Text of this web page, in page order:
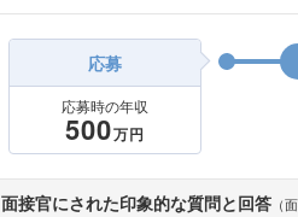
応募
応募時の年収
500万円
面接官にされた印象的な質問と回答 （